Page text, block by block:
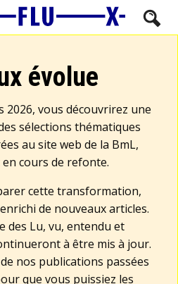
évolue
vous découvrirez une
sélections thématiques
au site web de la BmL,
cours de refonte.
cette transformation,
de nouveaux articles.
des Lu, vu, entendu et
à être mis à jour.
nos publications passées
que vous puissiez les